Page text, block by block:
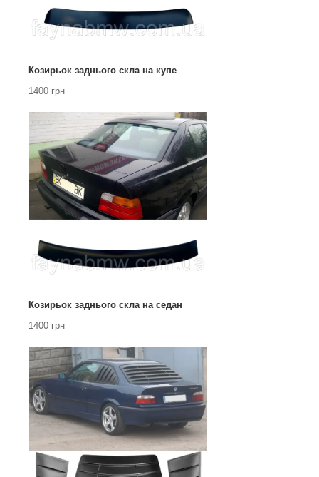
Козирьок заднього скла на купе
1400 грн
Козирьок заднього скла на седан
1400 грн